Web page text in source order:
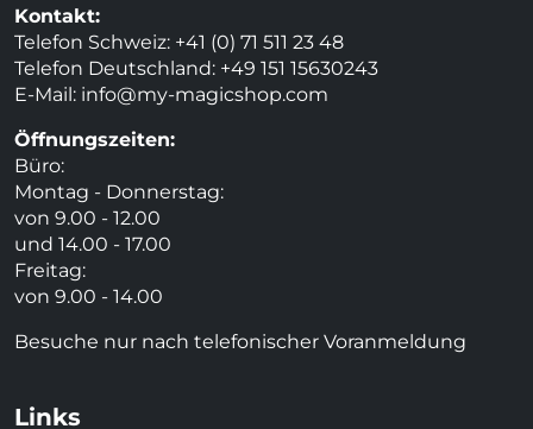
Kontakt:
Telefon Schweiz: +41 (0) 71 511 23 48
Telefon Deutschland: +49 151 15630243
E-Mail: info@my-magicshop.com
Öffnungszeiten:
Büro:
Montag - Donnerstag:
von 9.00 - 12.00
und 14.00 - 17.00
Freitag:
von 9.00 - 14.00
Besuche nur nach telefonischer Voranmeldung
Links